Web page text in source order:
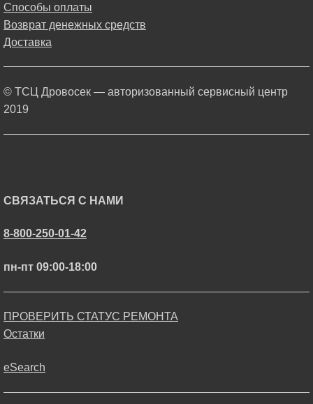
Способы оплаты
Возврат денежных средств
Доставка
© ТСЦ Дровосек — авторизованный сервисный центр
2019
СВЯЗАТЬСЯ С НАМИ
8-800-250-01-42
пн-пт 09:00-18:00
ПРОВЕРИТЬ СТАТУС РЕМОНТА
Остатки
eSearch